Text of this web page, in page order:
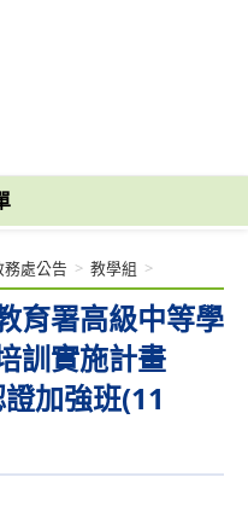
育署高級中等學
訓實施計畫
加強班(11
務處公告 > 教學組 >